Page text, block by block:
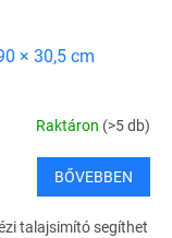
× 30,5 cm
Raktáron (>5 db)
BŐVEBBEN
talajsimító segíthet